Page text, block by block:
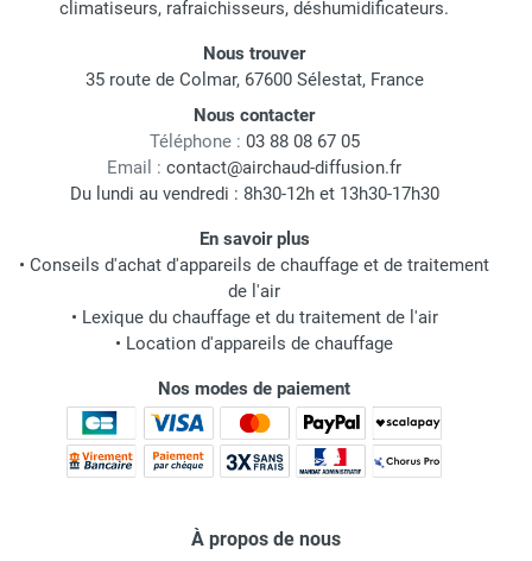
climatiseurs, rafraichisseurs, déshumidificateurs.
Nous trouver
35 route de Colmar, 67600 Sélestat, France
Nous contacter
Téléphone : 03 88 08 67 05
Email : contact@airchaud-diffusion.fr
Du lundi au vendredi : 8h30-12h et 13h30-17h30
En savoir plus
• Conseils d'achat d'appareils de chauffage et de traitement
de l'air
• Lexique du chauffage et du traitement de l'air
• Location d'appareils de chauffage
Nos modes de paiement
À propos de nous